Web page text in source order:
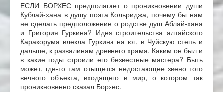
ЕСЛИ БОРХЕС предполагает о проникновении души
Кублай-хана в душу поэта Кольриджа, почему бы нам
не сделать предположение о родстве душ Аблай-хана
и Григория Гуркина? Идея строительства алтайского
Каракорума влекла Гуркина на юг, в Чуйскую степь и
дальше, к развалинам древнего храма. Каким он был и
в какие годы строили его безвестные мастера? Быть
может, где-то там отыщется недостающее звено того
вечного объекта, входящего в мир, о котором так
проникновенно сказал Борхес.